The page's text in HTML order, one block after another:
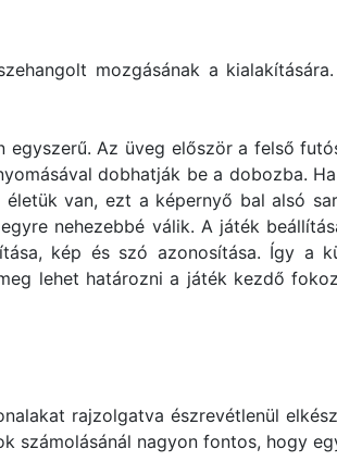
mozgásának a
Az üveg először a felső
dobhatják be a dobozba.
van, ezt a képernyő bal alsó
nehezebbé válik. A játék
kép és szó azonosítása. Így a
lehet határozni a játék kezdő
rajzolgatva észrevétlenül
számolásánál nagyon fontos, hogy